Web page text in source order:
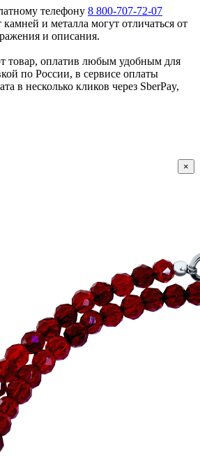
телефону 8 800-707-72-07
и металла могут отличаться от
и описания.
товар, оплатив любым удобным для
по России, в сервисе оплаты
в несколько кликов через SberPay,
×